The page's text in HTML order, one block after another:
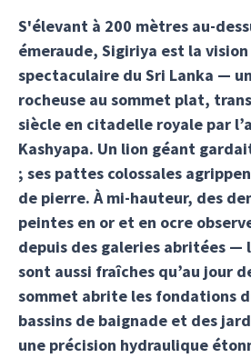
S'élevant à 200 mètres au-
émeraude, Sigiriya est la
spectaculaire du Sri Lanka —
rocheuse au sommet plat,
siècle en citadelle royale par
Kashyapa. Un lion géant
; ses pattes colossales
de pierre. À mi-hauteur, des
peintes en or et en ocre
depuis des galeries abritées —
sont aussi fraîches qu’au jour
sommet abrite les fondations
bassins de baignade et des
une précision hydraulique